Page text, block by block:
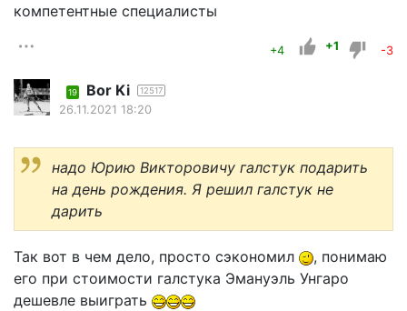
компетентные специалисты
+4 +1 -3
19 Bor Ki 12517
26.11.2021 18:20
надо Юрию Викторовичу галстук подарить
на день рождения. Я решил галстук не
дарить
Так вот в чем дело, просто сэкономил
, понимаю
его при стоимости галстука Эмануэль Унгаро
дешевле выиграть